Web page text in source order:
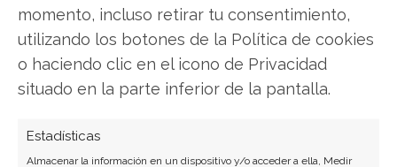
momento, incluso retirar tu consentimiento,
utilizando los botones de la Política de cookies
o haciendo clic en el icono de Privacidad
situado en la parte inferior de la pantalla.
Estadísticas
Almacenar la información en un dispositivo y/o acceder a ella, Medir
recuperación del precio de la criptomoneda.
Esto altera fundamentalmente la propuesta de
valor para el inversor. Ya no se trata
apalancada al precio de Bitcoin, sino de la
exposición a un vehículo altamente endeudado y